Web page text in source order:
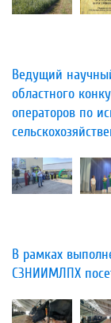
Ведущий
областного
операторов по
В рамках
СЗНИИМЛПХ